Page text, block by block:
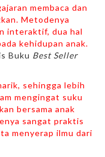
membaca dan
Metodenya
interaktif, dua hal
kehidupan anak.
Buku Best Seller
sehingga lebih
mengingat suku
bersama anak
sangat praktis
menyerap ilmu dari